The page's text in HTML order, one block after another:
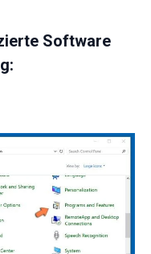
Software